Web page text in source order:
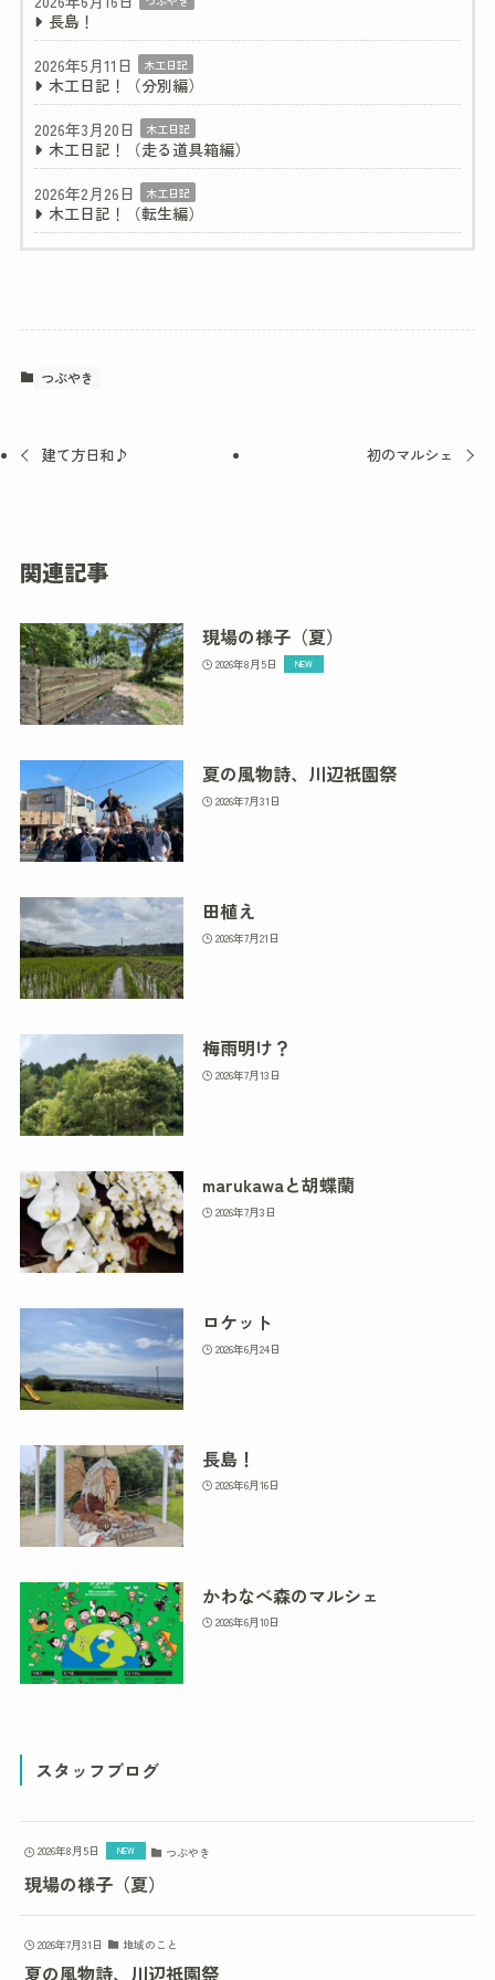
長島！
2026年5月11日
木工日記
木工日記！（分別編）
2026年3月20日
木工日記
木工日記！（走る道具箱編）
2026年2月26日
木工日記
木工日記！（転生編）
つぶやき
建て方日和♪ 初のマルシェ
関連記事
現場の様子（夏）
2026年8月5日
夏の風物詩、川辺祇園祭
2026年7月31日
田植え
2026年7月21日
梅雨明け？
2026年7月13日
marukawaと胡蝶蘭
2026年7月3日
ロケット
2026年6月24日
長島！
2026年6月16日
かわなべ森のマルシェ
2026年6月10日
スタッフブログ
2026年8月5日 つぶやき
現場の様子（夏）
2026年7月31日 地域のこと
夏の風物詩、川辺祇園祭